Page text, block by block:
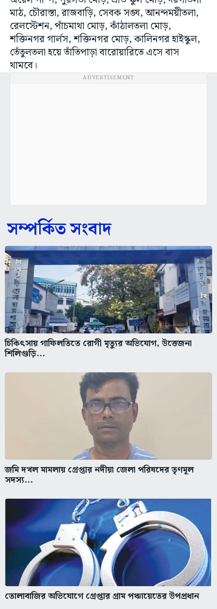
মাঠ, চৌরাস্তা, রাজবাড়ি, সেবক সঙ্ঘ, আনন্দময়ীতলা,
রেলস্টেশন, পাঁচমাথা মোড়, কাঁঠালতলা মোড়,
শক্তিনগর গার্লস, শক্তিনগর মোড়, কালিনগর হাইস্কুল,
তেঁতুলতলা হয়ে তাঁতিপাড়া বারোয়ারিতে এসে বাস
থামবে।
ADVERTISEMENT
সম্পর্কিত সংবাদ
চিকিৎসায় গাফিলতিতে রোগী মৃত্যুর অভিযোগ, উত্তেজনা
শিলিগুড়ি...
জমি দখল মামলায় গ্রেপ্তার নদীয়া জেলা পরিষদের তৃণমূল
সদস্য...
তোলাবাজির অভিযোগে গ্রেপ্তার গ্রাম পঞ্চায়েতের উপপ্রধান